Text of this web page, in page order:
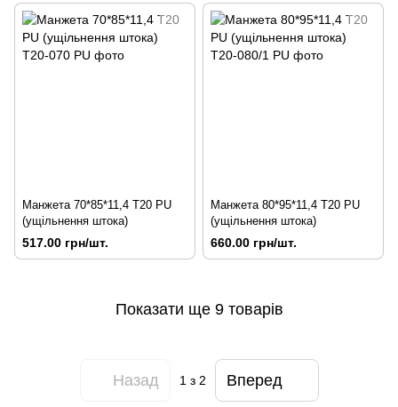
Манжета 70*85*11,4 Т20 PU
(ущільнення штока)
517.00 грн/шт.
Манжета 80*95*11,4 Т20 PU
(ущільнення штока)
660.00 грн/шт.
Показати ще 9 товарів
Назад 1з 2 Вперед